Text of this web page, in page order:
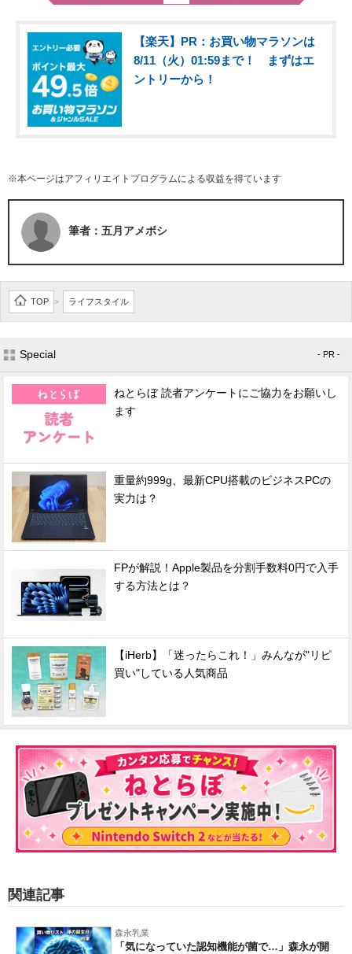
【楽天】PR：お買い物マラソンは
8/11（火）01:59まで！ まずはエ
ントリーから！
※本ページはアフィリエイトプログラムによる収益を得ています
筆者：五月アメボシ
TOP > ライフスタイル
Special - PR -
ねとらぼ 読者アンケートにご協力をお願いし
ます
重量約999g、最新CPU搭載のビジネスPCの
実力は？
FPが解説！Apple製品を分割手数料0円で入手
する方法とは？
【iHerb】「迷ったらこれ！」みんなが"リピ
買い"している人気商品
関連記事
森永乳業
「気になっていた認知機能が菌で…」森永が開